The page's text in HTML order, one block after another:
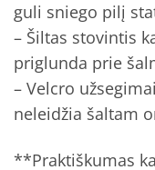
guli sniego pilį
– Šiltas stovintis
priglunda prie
– Velcro
neleidžia šaltam
**Praktiškumas